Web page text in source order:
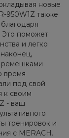
новые
950W1Z также
Это поможет
и легко
ремешками
время
под свой
к своим
- ваш
тренировок и
с MERACH.